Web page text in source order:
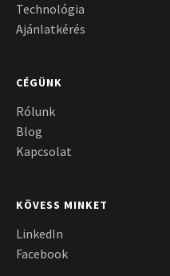
Technológia
Ajánlatkérés
CÉGÜNK
Rólunk
Blog
Kapcsolat
KÖVESS MINKET
LinkedIn
Facebook